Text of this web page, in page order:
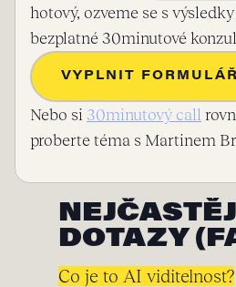
hotový, ozveme se s
bezplatné 30minutové
VYPLNIT
Nebo si 30minutový call
proberte téma s Martinem
DOTAZY
Co je to AI viditelnost?